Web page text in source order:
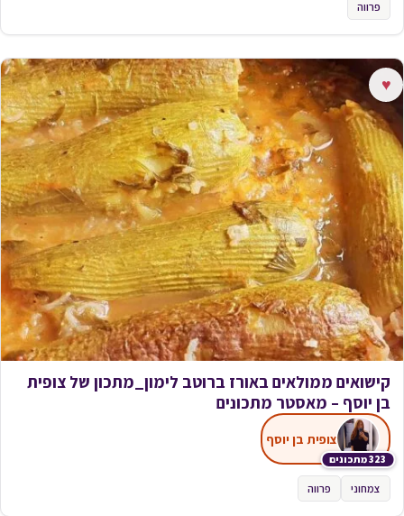
פרווה
♥
קישואים ממולאים באורז ברוטב לימון_מתכון של צופית
בן יוסף – מאסטר מתכונים
323 מתכונים
צופית בן יוסף
צמחוני פרווה